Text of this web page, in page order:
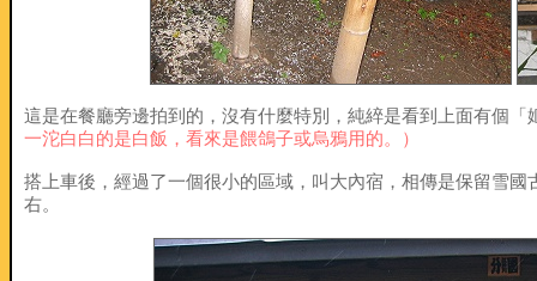
這是在餐廳旁邊拍到的，沒有什麼特別，純綷是看到上面有個
一沱白白的是白飯，看來是餵鴿子或烏鴉用的。）
搭上車後，經過了一個很小的區域，叫大內宿，相傳是保留雪國
右。